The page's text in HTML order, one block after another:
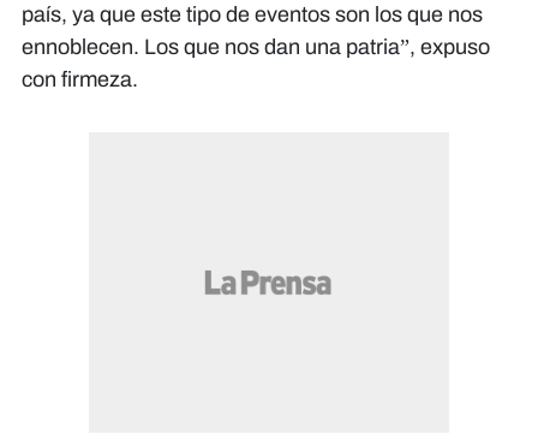
país, ya que este tipo de eventos son los que nos
ennoblecen. Los que nos dan una patria”, expuso
con firmeza.